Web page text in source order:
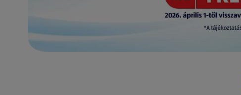
(új oldalon nyílik meg)